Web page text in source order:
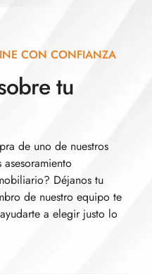
CON CONFIANZA
tu
de uno de nuestros
Déjanos tu
de nuestro equipo te
a elegir justo lo